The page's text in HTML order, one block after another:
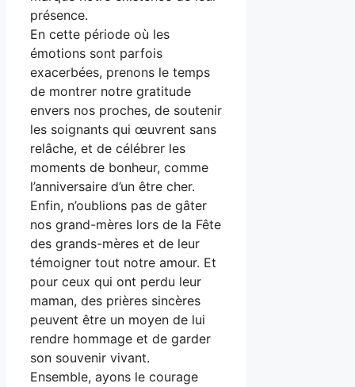
présence.
En cette période où les
émotions sont parfois
exacerbées, prenons le temps
de montrer notre gratitude
envers nos proches, de soutenir
les soignants qui œuvrent sans
relâche, et de célébrer les
moments de bonheur, comme
l’anniversaire d’un être cher.
Enfin, n’oublions pas de gâter
nos grand-mères lors de la Fête
des grands-mères et de leur
témoigner tout notre amour. Et
pour ceux qui ont perdu leur
maman, des prières sincères
peuvent être un moyen de lui
rendre hommage et de garder
son souvenir vivant.
Ensemble, ayons le courage